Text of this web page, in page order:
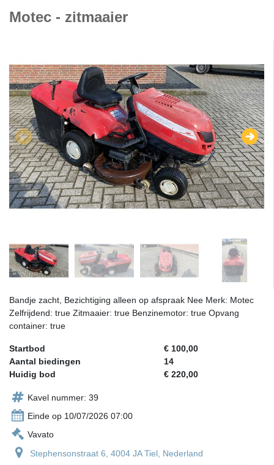
Motec - zitmaaier
Bandje zacht, Bezichtiging alleen op afspraak Nee Merk: Motec
Zelfrijdend: true Zitmaaier: true Benzinemotor: true Opvang
container: true
Startbod
€ 100,00
Aantal biedingen
14
Huidig bod
€ 220,00
Kavel nummer: 39
Einde op 10/07/2026 07:00
Vavato
Stephensonstraat 6, 4004 JA Tiel, Nederland